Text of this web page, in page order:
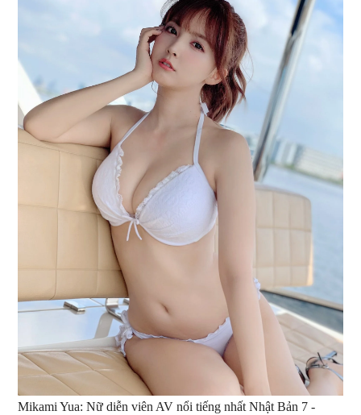
Mikami Yua: Nữ diễn viên AV nổi tiếng nhất Nhật Bản 7 -